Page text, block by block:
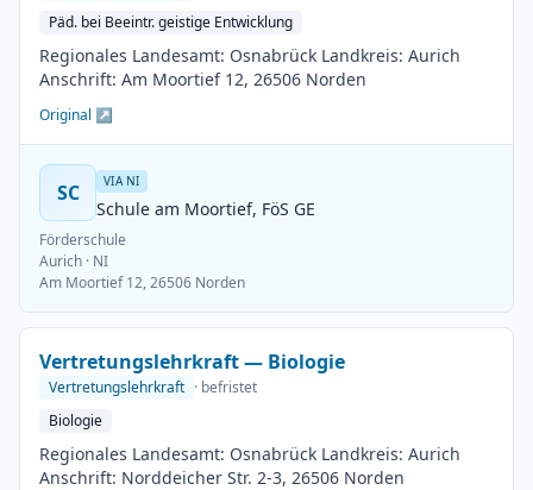
Päd. bei Beeintr. geistige Entwicklung
Regionales Landesamt: Osnabrück Landkreis: Aurich
Anschrift: Am Moortief 12, 26506 Norden
Original ↗
SC VIA NI
Schule am Moortief, FöS GE
Förderschule
Aurich · NI
Am Moortief 12, 26506 Norden
Vertretungslehrkraft — Biologie
Vertretungslehrkraft · befristet
Biologie
Regionales Landesamt: Osnabrück Landkreis: Aurich
Anschrift: Norddeicher Str. 2-3, 26506 Norden